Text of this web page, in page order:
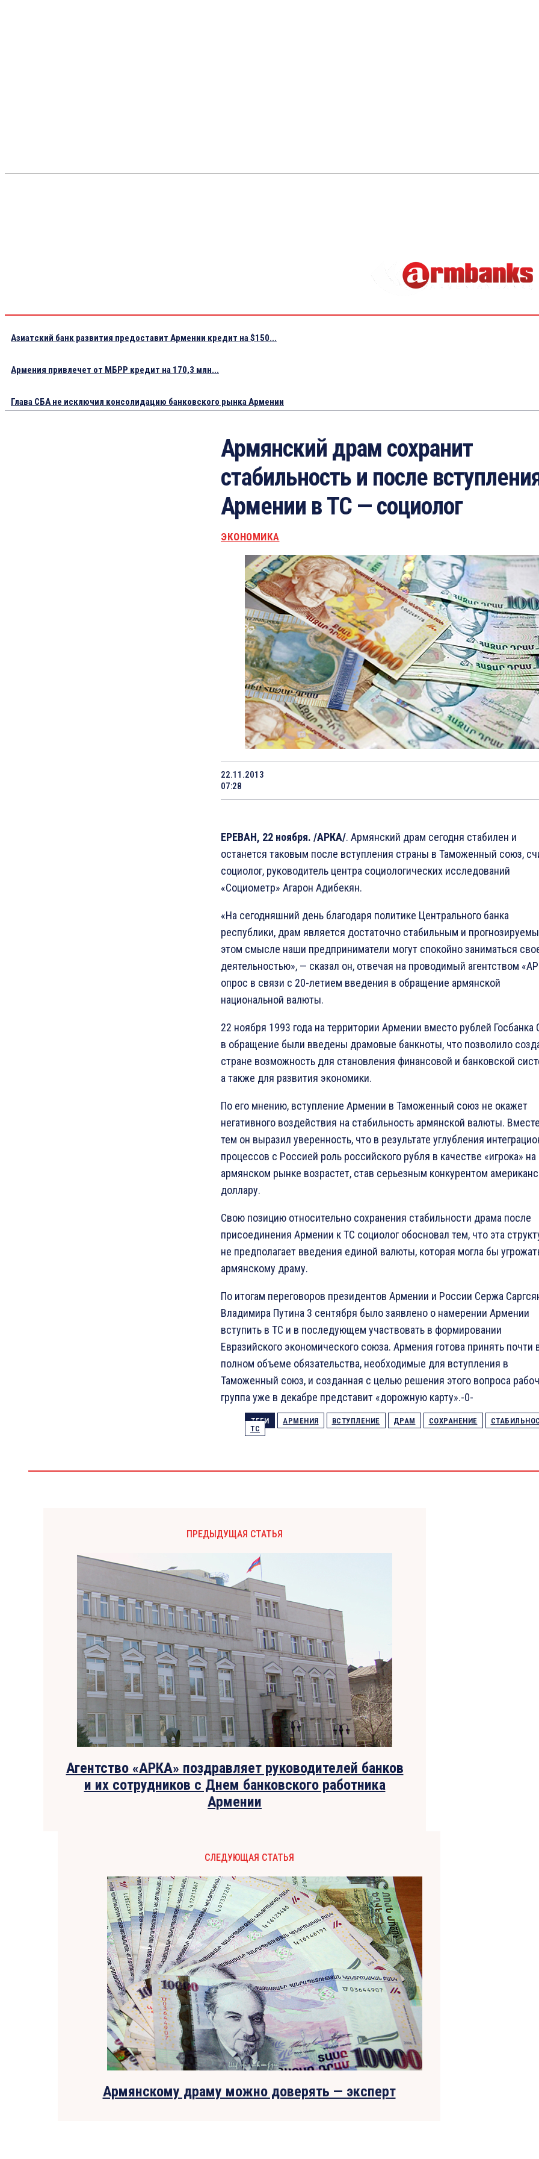
Азиатский банк развития предоставит Армении кредит на $150...
Армения привлечет от МБРР кредит на 170,3 млн...
Глава СБА не исключил консолидацию банковского рынка Армении
Армянский драм сохранит
стабильность и после
Армении в ТС — социолог
ЭКОНОМИКА
22.11.2013
07:28
ЕРЕВАН, 22 ноября. /АРКА/. Армянский драм сегодня стабилен и
останется таковым после вступления страны в Таможенный союз,
социолог, руководитель центра социологических исследований
«Социометр» Агарон Адибекян.
«На сегодняшний день благодаря политике Центрального банка
республики, драм является достаточно стабильным и
этом смысле наши предприниматели могут спокойно заниматься
деятельностью», — сказал он, отвечая на проводимый агентством
опрос в связи с 20-летием введения в обращение армянской
национальной валюты.
22 ноября 1993 года на территории Армении вместо рублей Госбанка
в обращение были введены драмовые банкноты, что позволило
стране возможность для становления финансовой и банковской
а также для развития экономики.
По его мнению, вступление Армении в Таможенный союз не окажет
негативного воздействия на стабильность армянской валюты.
тем он выразил уверенность, что в результате углубления
процессов с Россией роль российского рубля в качестве «игрока» на
армянском рынке возрастет, став серьезным конкурентом
доллару.
Свою позицию относительно сохранения стабильности драма после
присоединения Армении к ТС социолог обосновал тем, что эта
не предполагает введения единой валюты, которая могла бы
армянскому драму.
По итогам переговоров президентов Армении и России Сержа
Владимира Путина 3 сентября было заявлено о намерении Армении
вступить в ТС и в последующем участвовать в формировании
Евразийского экономического союза. Армения готова принять почти
полном объеме обязательства, необходимые для вступления в
Таможенный союз, и созданная с целью решения этого вопроса
группа уже в декабре представит «дорожную карту».-0-
ТЕГИ АРМЕНИЯ ВСТУПЛЕНИЕ ДРАМ СОХРАНЕНИЕ
ТС
ПРЕДЫДУЩАЯ СТАТЬЯ
Агентство «АРКА» поздравляет руководителей банков
и их сотрудников с Днем банковского работника
Армении
СЛЕДУЮЩАЯ СТАТЬЯ
Армянскому драму можно доверять — эксперт